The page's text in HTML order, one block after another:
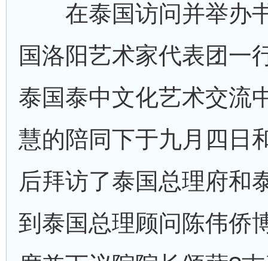
在泰国访问并举办
国洛阳艺术家代表团一
泰国泰中文化艺术交流
慧的陪同下于九月四日
后拜访了泰国总理府和
到泰国总理顾问陈伟侨